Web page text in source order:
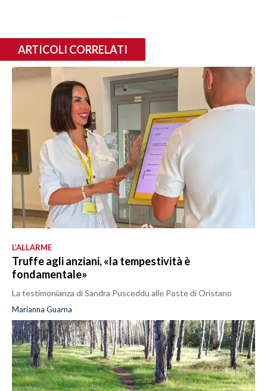
ARTICOLI CORRELATI
L’ALLARME
Truffe agli anziani, «la tempestività è
fondamentale»
La testimonianza di Sandra Pusceddu alle Poste di Oristano
Marianna Guarna